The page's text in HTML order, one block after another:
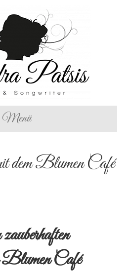
Menü
dem Blumen Café
Café